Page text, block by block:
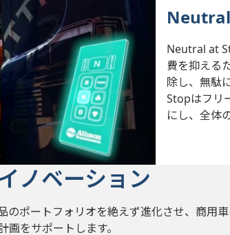
Neutral
Neutral at
費を抑える
除し、無駄
Stopはフリ
にし、全体
ノベーション
ポートフォリオを絶えず進化させ、商用
画をサポートします。